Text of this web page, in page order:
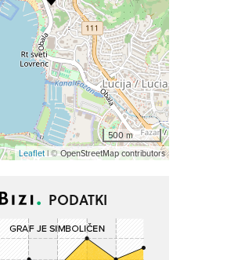
500 m
Leaflet| © OpenStreetMap contributors
PODATKI